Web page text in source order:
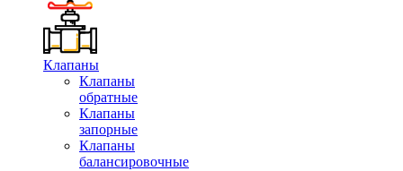
Клапаны
Клапаны
обратные
Клапаны
запорные
Клапаны
балансировочные